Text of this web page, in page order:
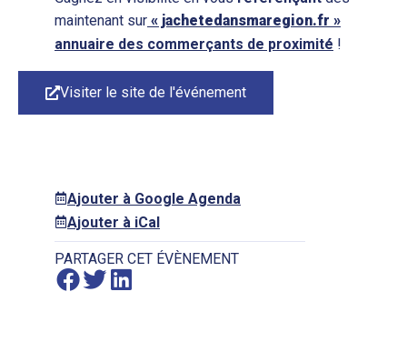
maintenant sur « jachetedansmaregion.fr »
annuaire des commerçants de proximité !
Visiter le site de l'événement
Ajouter à Google Agenda
Ajouter à iCal
PARTAGER CET ÉVÈNEMENT